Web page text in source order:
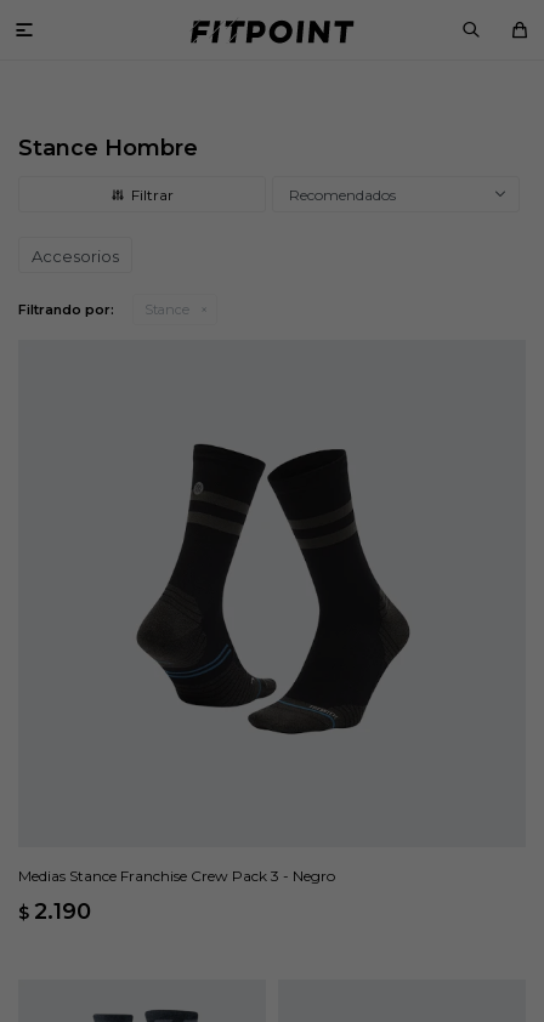

Stance Hombre
Recomendados
Accesorios
Filtrando por: Stance
Medias Stance Franchise Crew Pack 3 - Negro
$ 2.190